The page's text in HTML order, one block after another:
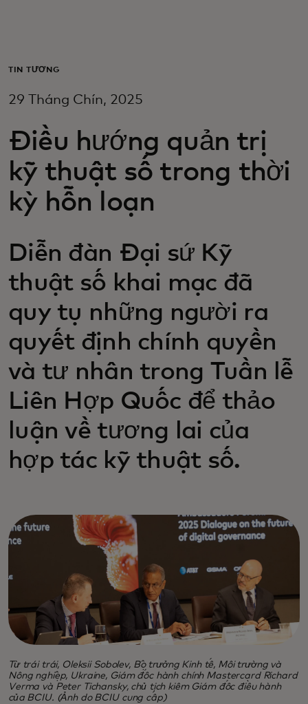
Dành cho doanh nghiệp
Dành cho nhà đổi mới
Tin tức và xu hướng
TIN TƯỞNG
29 Tháng Chín, 2025
Điều hướng quản trị
kỹ thuật số trong thời
kỳ hỗn loạn
Diễn đàn Đại sứ Kỹ
thuật số khai mạc đã
quy tụ những người ra
quyết định chính quyền
và tư nhân trong Tuần lễ
Liên Hợp Quốc để thảo
luận về tương lai của
hợp tác kỹ thuật số.
Từ trái trái, Oleksii Sobolev, Bộ trưởng Kinh tế, Môi trường và
Nông nghiệp, Ukraine, Giám đốc hành chính Mastercard Richard
Verma và Peter Tichansky, chủ tịch kiêm Giám đốc điều hành
của BCIU. (Ảnh do BCIU cung cấp)